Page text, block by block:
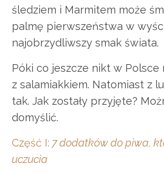
śledziem i Marmitem może
palmę pierwszeństwa w
najobrzydliwszy smak świata.
Póki co jeszcze nikt w Polsce
z salamiakkiem. Natomiast z
tak. Jak zostały przyjęte?
domyślić.
Część I: 7 dodatków do piwa,
uczucia